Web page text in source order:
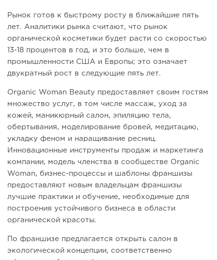
Рынок готов к быстрому росту в ближайшие пять
лет. Аналитики рынка считают, что рынок
органической косметики будет расти со скоростью
13-18 процентов в год, и это больше, чем в
промышленности США и Европы; это означает
двукратный рост в следующие пять лет.
Organic Woman Beauty предоставляет своим гостям
множество услуг, в том числе массаж, уход за
кожей, маникюрный салон, эпиляцию тела,
обертывания, моделирование бровей, медитацию,
укладку феном и наращивание ресниц.
Инновационные инструменты продаж и маркетинга
компании, модель членства в сообществе Organic
Woman, бизнес-процессы и шаблоны франшизы
предоставляют новым владельцам франшизы
лучшие практики и обучение, необходимые для
построения устойчивого бизнеса в области
органической красоты.
По франшизе предлагается открыть салон в
экологической концепции, соответственно